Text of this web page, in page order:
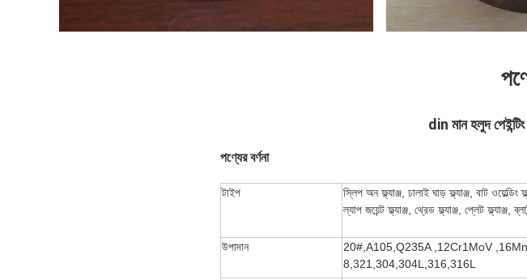
din মান হলুদ
পণ্যের বর্ণনা
টাইপ
স্লিপ অন ফ্ল্যাঞ্জ, ঢালাই ঘাড় ফ্ল্যাঞ্জ, বাট ওয়েল্ডিং
ল্যাপ জয়েন্ট ফ্ল্যাঞ্জ, থ্রেড ফ্ল্যাঞ্জ, প্লেট ফ্ল্যাঞ্জ,
উপাদান
20#,A105,Q235A ,12Cr1MoV
8,321,304,304L,316,316L